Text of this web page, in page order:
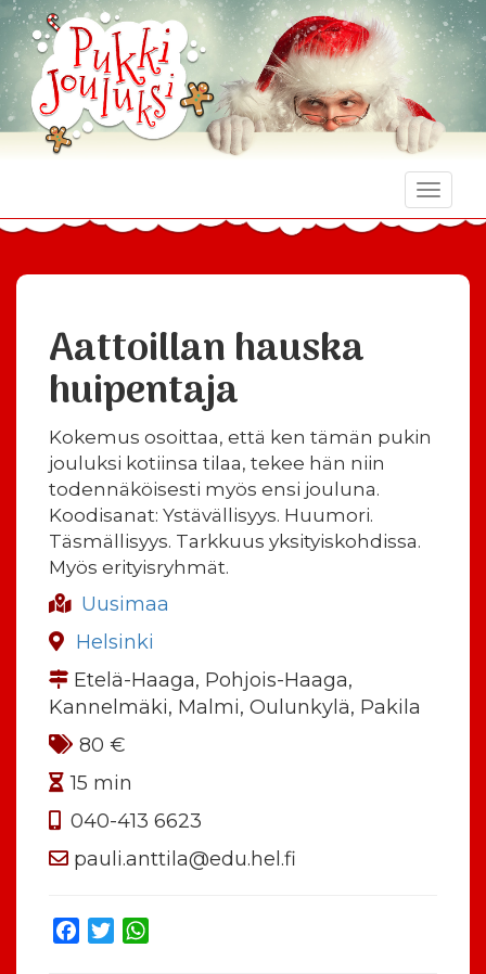
Toggle
Aattoillan hauska
huipentaja
Kokemus osoittaa, että ken tämän pukin
jouluksi kotiinsa tilaa, tekee hän niin
todennäköisesti myös ensi jouluna.
Koodisanat: Ystävällisyys. Huumori.
Täsmällisyys. Tarkkuus yksityiskohdissa.
Myös erityisryhmät.
Uusimaa
Helsinki
Etelä-Haaga, Pohjois-Haaga,
Kannelmäki, Malmi, Oulunkylä, Pakila
80 €
15 min
040-413 6623
pauli.anttila@edu.hel.fi
Facebook
Twitter